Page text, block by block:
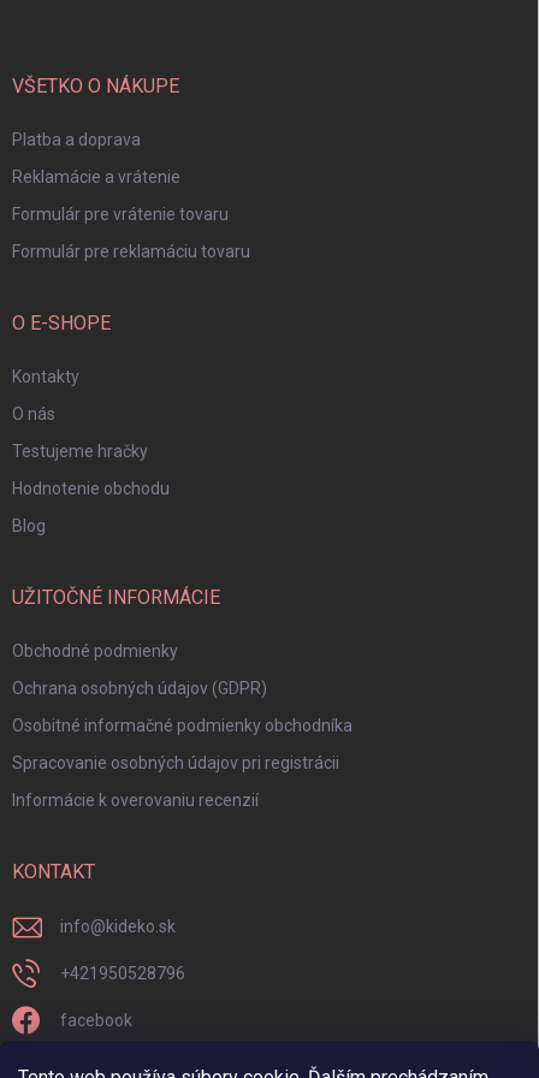
VŠETKO O NÁKUPE
Platba a doprava
Reklamácie a vrátenie
Formulár pre vrátenie tovaru
Formulár pre reklamáciu tovaru
O E-SHOPE
Kontakty
O nás
Testujeme hračky
Hodnotenie obchodu
Blog
UŽITOČNÉ INFORMÁCIE
Obchodné podmienky
Ochrana osobných údajov (GDPR)
Osobitné informačné podmienky obchodníka
Spracovanie osobných údajov pri registrácii
Informácie k overovaniu recenzií
KONTAKT
info@kideko.sk
+421950528796
facebook
kideko.sk/